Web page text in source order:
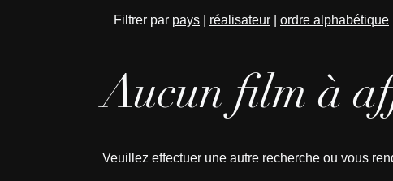
Filtrer par pays réalisateur ordre alphabétique
Aucun film à
Veuillez effectuer une autre recherche ou vous